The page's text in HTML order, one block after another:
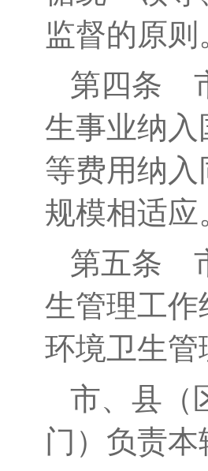
监督的原则
第四条
生事业纳
等费用纳
规模相适应
第五条
生管理工
环境卫生
市、县（
门）负责